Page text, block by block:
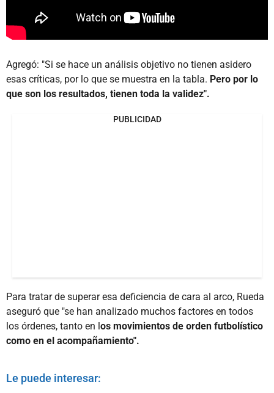
Agregó: "Si se hace un análisis objetivo no tienen asidero
esas críticas, por lo que se muestra en la tabla. Pero por lo
que son los resultados, tienen toda la validez".
PUBLICIDAD
Para tratar de superar esa deficiencia de cara al arco, Rueda
aseguró que "se han analizado muchos factores en todos
los órdenes, tanto en l os movimientos de orden futbolístico
como en el acompañamiento".
Le puede interesar: